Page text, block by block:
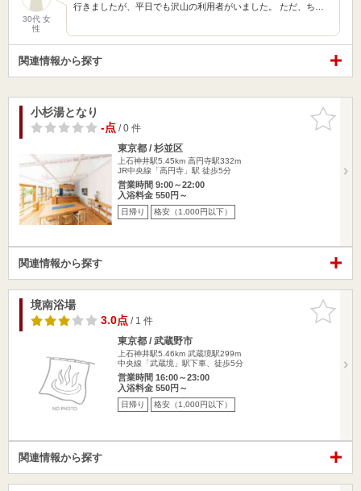
30代 女
性
行きましたが、平日でも沢山の利用者がいました。 ただ、ち…
関連情報から探す
お気に入
りに追加
小杉湯となり
-点/ 0 件
東京都 / 杉並区
上石神井駅5.45km 高円寺駅332m
JR中央線「高円寺」駅 徒歩5分
営業時間 9:00～22:00
入浴料金 550円～
日帰り 格安（1,000円以下）
関連情報から探す
お気に入
りに追加
境南浴場
3.0点/ 1 件
東京都 / 武蔵野市
上石神井駅5.46km 武蔵境駅299m
中央線「武蔵境」駅下車、徒歩5分
営業時間 16:00～23:00
入浴料金 550円～
日帰り 格安（1,000円以下）
関連情報から探す